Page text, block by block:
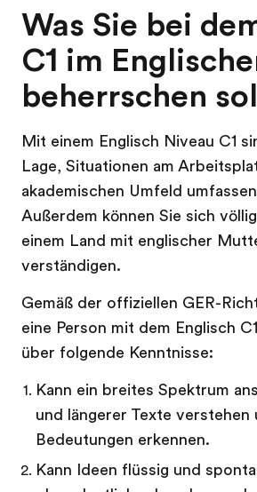
Was Sie bei
C1 im
beherrschen
Mit einem Englisch Niveau C1
Lage, Situationen am
akademischen Umfeld
Außerdem können Sie sich
einem Land mit englischer
verständigen.
Gemäß der offiziellen GER-
eine Person mit dem Englisch
über folgende Kenntnisse:
Kann ein breites Spektrum
und längerer Texte verstehen
Bedeutungen erkennen.
Kann Ideen flüssig und